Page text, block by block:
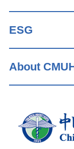
ESG
About